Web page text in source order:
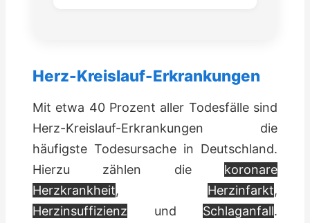
Herz-Kreislauf-Erkrankungen
Mit etwa 40 Prozent aller Todesfälle sind
Herz-Kreislauf-Erkrankungen die
häufigste Todesursache in Deutschland.
Hierzu zählen die koronare
Herzkrankheit, Herzinfarkt,
Herzinsuffizienz und Schlaganfall.